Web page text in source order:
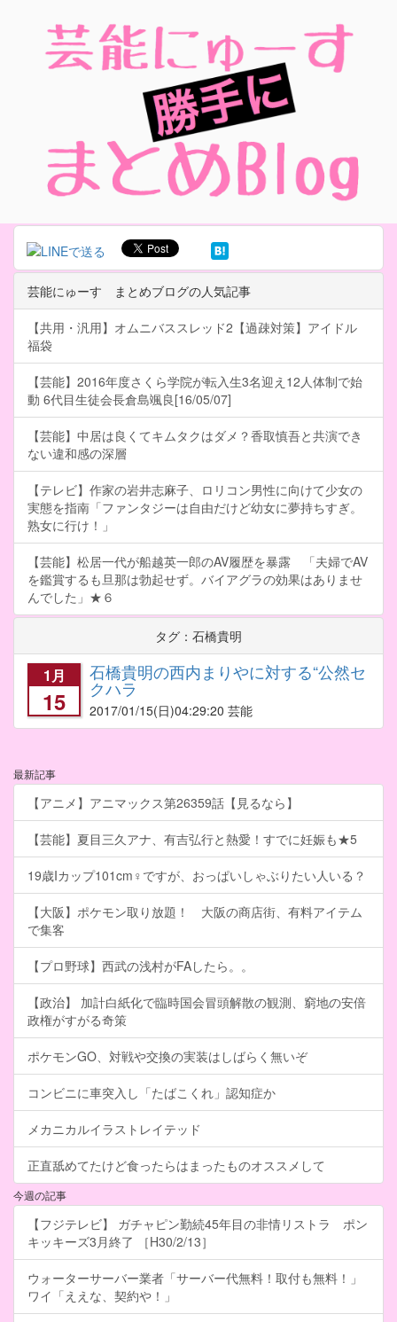
芸能にゅーす まとめブログの人気記事
【共用・汎用】オムニバススレッド2【過疎対策】アイドル
福袋
【芸能】2016年度さくら学院が転入生3名迎え12人体制で始
動 6代目生徒会長倉島颯良[16/05/07]
【芸能】中居は良くてキムタクはダメ？香取慎吾と共演でき
ない違和感の深層
【テレビ】作家の岩井志麻子、ロリコン男性に向けて少女の
実態を指南「ファンタジーは自由だけど幼女に夢持ちすぎ。
熟女に行け！」
【芸能】松居一代が船越英一郎のAV履歴を暴露 「夫婦でAV
を鑑賞するも旦那は勃起せず。バイアグラの効果はありませ
んでした」★６
タグ：石橋貴明
1月
15
石橋貴明の西内まりやに対する“公然セ
クハラ
2017/01/15(日)04:29:20 芸能
最新記事
【アニメ】アニマックス第26359話【見るなら】
【芸能】夏目三久アナ、有吉弘行と熱愛！すでに妊娠も★5
19歳Iカップ101cm♀ですが、おっぱいしゃぶりたい人いる？
【大阪】ポケモン取り放題！ 大阪の商店街、有料アイテム
で集客
【プロ野球】西武の浅村がFAしたら。。
【政治】 加計白紙化で臨時国会冒頭解散の観測、窮地の安倍
政権がすがる奇策
ポケモンGO、対戦や交換の実装はしばらく無いぞ
コンビニに車突入し「たばこくれ」認知症か
メカニカルイラストレイテッド
正直舐めてたけど食ったらはまったものオススメして
今週の記事
【フジテレビ】 ガチャピン勤続45年目の非情リストラ ポン
キッキーズ3月終了 ［H30/2/13］
ウォーターサーバー業者「サーバー代無料！取付も無料！」
ワイ「ええな、契約や！」